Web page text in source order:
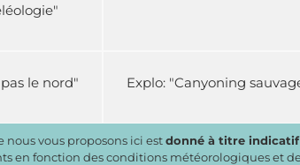
le nord" Explo: "Canyoning
vous proposons ici estdonné à titre indicatif
en fonction des conditions météorologiques et